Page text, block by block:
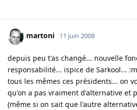
martoni 11 juin 2008
depuis peu t'as changé... nouvelle
responsabilité... ispice de Sarkool...
tous les mêmes ces présidents... on
qu'on a pas vraiment d'alternative et
(même si on sait que l'autre